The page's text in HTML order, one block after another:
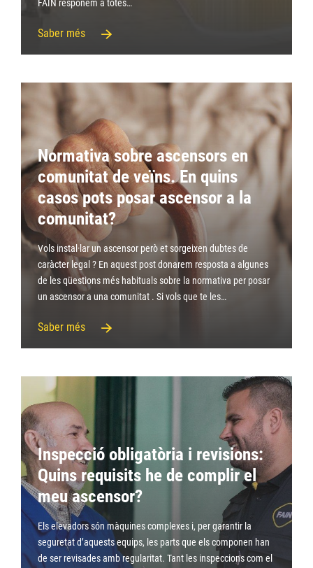
FAIN responem a totes…
Saber més
Normativa sobre ascensors en
comunitat de veïns. En quins
casos pots posar ascensor a la
comunitat?
Vols instal·lar un ascensor però et sorgeixen dubtes de
caràcter legal ? En aquest post donarem resposta a algunes
de les qüestions més habituals sobre la normativa per posar
un ascensor a una comunitat . Si vols que te les…
Saber més
Inspecció obligatòria i revisions:
Quins requisits he de complir el
meu ascensor?
Els elevadors són màquines complexes i, per garantir la
seguretat d’aquests equips, les parts que els componen han
de ser revisades amb regularitat. Tant les inspeccions com el